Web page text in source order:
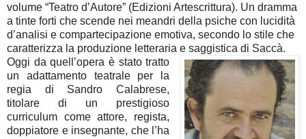
volume “Teatro d’Autore” (Edizioni Artescrittura). Un dramma
a tinte forti che scende nei meandri della psiche con lucidità
d’analisi e compartecipazione emotiva, secondo lo stile che
caratterizza la produzione letteraria e saggistica di Saccà.
Oggi da quell’opera è stato tratto
un adattamento teatrale per la
regia di Sandro Calabrese,
titolare di un prestigioso
curriculum come attore, regista,
doppiatore e insegnante, che l’ha